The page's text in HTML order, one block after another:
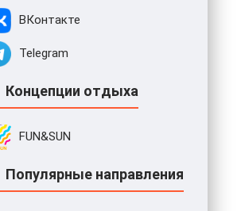
ВКонтакте
Telegram
Концепции отдыха
FUN&SUN
Популярные направления